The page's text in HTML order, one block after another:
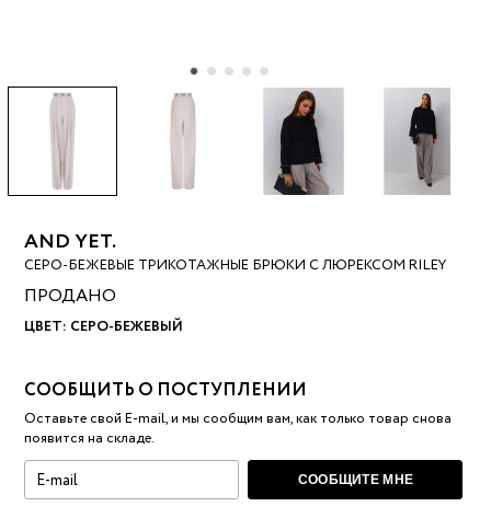
AND YET.
СЕРО-БЕЖЕВЫЕ ТРИКОТАЖНЫЕ БРЮКИ С ЛЮРЕКСОМ RILEY
ПРОДАНО
ЦВЕТ: СЕРО-БЕЖЕВЫЙ
СООБЩИТЬ О ПОСТУПЛЕНИИ
Оставьте свой E-mail, и мы сообщим вам, как только товар снова
появится на складе.
СООБЩИТЕ МНЕ